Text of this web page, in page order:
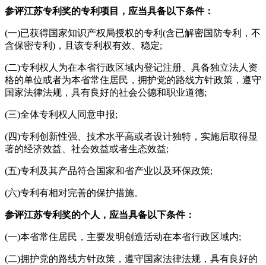
参评江苏专利奖的专利项目，应当具备以下条件：
(一)已获得国家知识产权局授权的专利(含已解密国防专利，不
含保密专利)，且该专利权有效、稳定;
(二)专利权人为在本省行政区域内登记注册、具备独立法人资
格的单位或者为本省常住居民，拥护党的路线方针政策，遵守
国家法律法规，具有良好的社会公德和职业道德;
(三)全体专利权人同意申报;
(四)专利创新性强、技术水平高或者设计独特，实施后取得显
著的经济效益、社会效益或者生态效益;
(五)专利及其产品符合国家和省产业以及环保政策;
(六)专利有相对完善的保护措施。
参评江苏专利奖的个人，应当具备以下条件：
(一)本省常住居民，主要发明创造活动在本省行政区域内;
(二)拥护党的路线方针政策，遵守国家法律法规，具有良好的